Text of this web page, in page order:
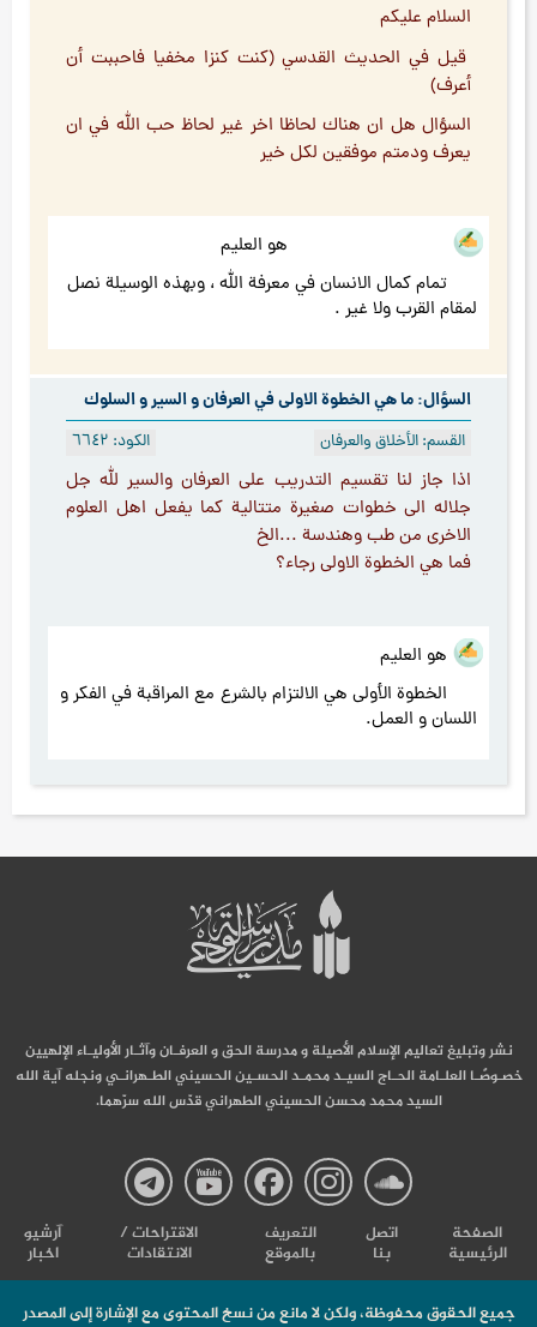
السلام عليكم
قيل في الحديث القدسي (كنت كنزا مخفيا فاحببت أن
أعرف)
السؤال هل ان هناك لحاظا اخر غير لحاظ حب الله في ان
يعرف ودمتم موفقين لكل خير
هو العليم
تمام كمال الانسان في معرفة الله ، وبهذه الوسيلة نصل
لمقام القرب ولا غير .
السؤال: ما هي الخطوة الاولى في العرفان و السير و السلوك
الكود: ٦٦٤۲ القسم: الأخلاق والعرفان
اذا جاز لنا تقسيم التدريب على العرفان والسير لله جل
جلاله الى خطوات صغيرة متتالية كما يفعل اهل العلوم
الاخرى من طب وهندسة ...الخ
فما هي الخطوة الاولى رجاء؟
هو العليم
الخطوة الأولى هي الالتزام بالشرع مع المراقبة في الفكر و
اللسان و العمل.
نشر وتبليغ تعاليم الإسلام الأصيلة و مدرسة الحق و العرفـان وآثـار الأوليـاء الإلهيين
خصـوصًـا العلـامة الحـاج السيـد محمـد الحسـين الحسيني الطـهرانـي ونجله آية الله
السيد محمد محسن الحسيني الطهراني قدّس الله سرّهما.
صفحة
مدرسة
صفحة
مدرسة
صفحة
مدرسة
صفحة
مدرسة
الصفحة
الرئيسية
اتصل
بنا
التعریف
بالموقع
الاقتراحات /
الانتقادات
آرشیو
اخبار
جميع الحقوق محفوظة، ولكن لا مانع من نسخ المحتوى مع الإشارة إلى المصدر